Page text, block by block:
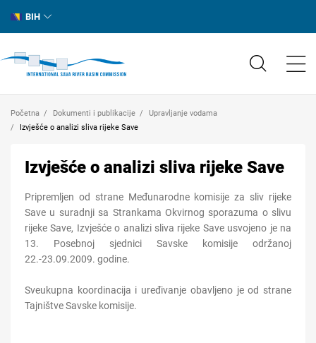
BIH
Početna Dokumenti i publikacije
Upravljanje vodama
Izvješće o analizi sliva rijeke Save
Izvješće o analizi sliva rijeke Save
Pripremljen od strane Međunarodne komisije za sliv rijeke
Save u suradnji sa Strankama Okvirnog sporazuma o slivu
rijeke Save, Izvješće o analizi sliva rijeke Save usvojeno je na
13. Posebnoj sjednici Savske komisije održanoj
22.-23.09.2009. godine.
Sveukupna koordinacija i uređivanje obavljeno je od strane
Tajništve Savske komisije.